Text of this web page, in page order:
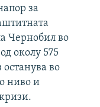
за
Чернобил во
околу 575
во
ниво и